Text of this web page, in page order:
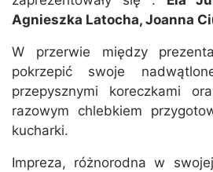
Agnieszka Latocha, Joanna
W przerwie między
pokrzepić swoje
przepysznymi koreczkami
razowym chlebkiem
kucharki.
Impreza, różnorodna w